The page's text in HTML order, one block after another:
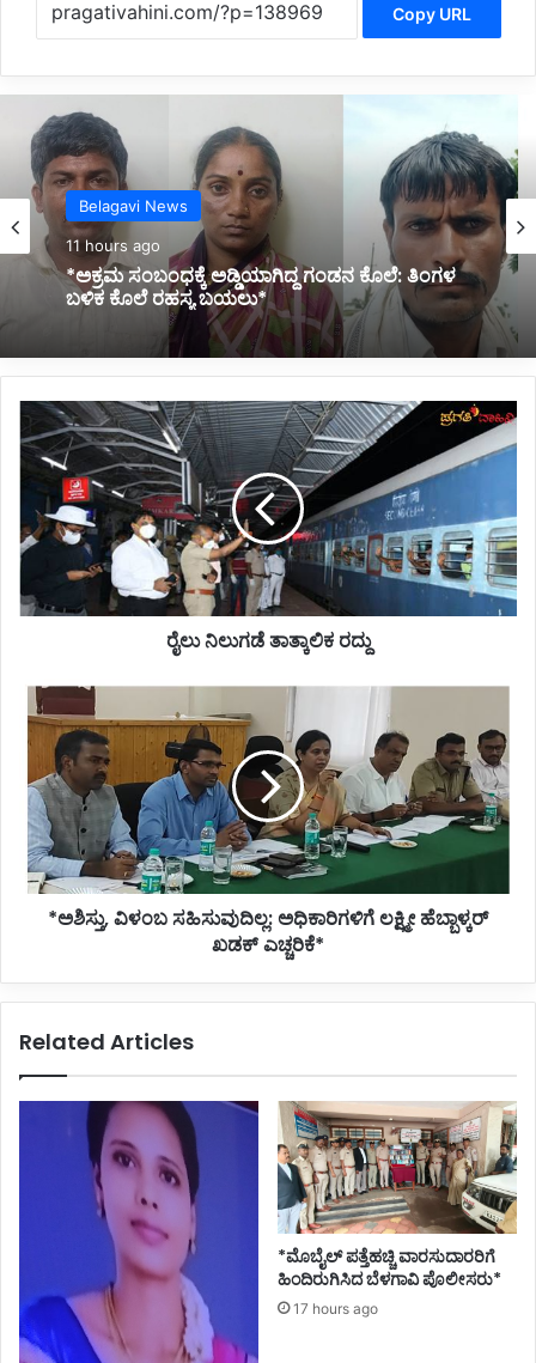
Copy URL
Belagavi News
11 hours ago
*ನಿಂತಿದ್ದ ಟ್ರಕ್‌ಗೆ ಬೈಕ್ ಡಿಕ್ಕಿ; ಸವಾರ ಸಾವು*
ರೈಲು
ನಿಲುಗಡೆ
ತಾತ್ಕಾಲಿಕ
ರೈಲು ನಿಲುಗಡೆ ತಾತ್ಕಾಲಿಕ ರದ್ದು
*ಅಶಿಸ್ತು,
ವಿಳಂಬ
ಸಹಿಸುವುದಿಲ್ಲ:
ಅಧಿಕಾರಿಗಳಿಗೆ
ಲಕ್ಷ್ಮೀ
ಹೆಬ್ಬಾಳ್ಕರ್
ಖಡಕ್
ಎಚ್ಚರಿಕೆ*
*ಅಶಿಸ್ತು, ವಿಳಂಬ ಸಹಿಸುವುದಿಲ್ಲ: ಅಧಿಕಾರಿಗಳಿಗೆ ಲಕ್ಷ್ಮೀ ಹೆಬ್ಬಾಳ್ಕರ್
ಖಡಕ್ ಎಚ್ಚರಿಕೆ*
Related Articles
*ಮೊಬೈಲ್ ಪತ್ತೆಹಚ್ಚಿ ವಾರಸುದಾರರಿಗೆ
ಹಿಂದಿರುಗಿಸಿದ ಬೆಳಗಾವಿ ಪೊಲೀಸರು*
17 hours ago